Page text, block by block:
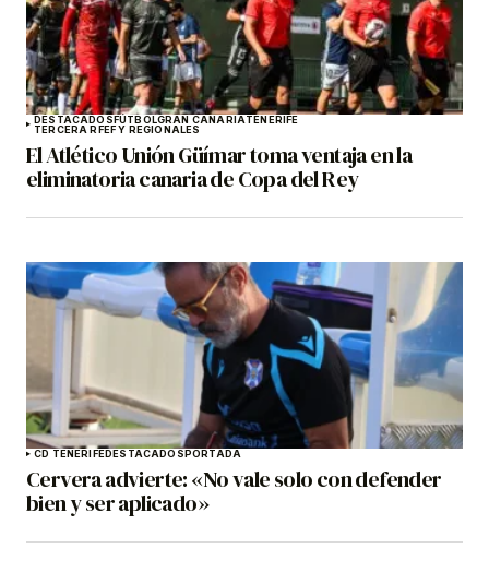
DESTACADOSFÚTBOLGRAN CANARIATENERIFE
TERCERA RFEF Y REGIONALES
El Atlético Unión Güímar toma ventaja en la
eliminatoria canaria de Copa del Rey
CD TENERIFEDESTACADOSPORTADA
Cervera advierte: «No vale solo con defender
bien y ser aplicado»